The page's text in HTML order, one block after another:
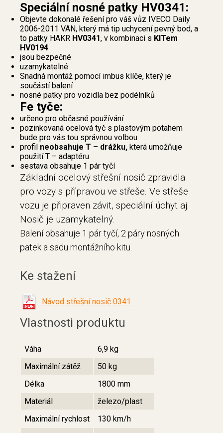
Speciální nosné patky HV0341:
Objevte dokonalé řešení pro váš vůz IVECO Daily
2006-2011 VAN, který má tip uchycení pevný bod, a
to patky HAKR HV0341, v kombinaci s KITem
HV0194
jsou bezpečné
uzamykatelné
Snadná montáž pomocí imbus klíče, který je
součástí balení
nosné patky pro vozidla bez podélníků
Fe tyče:
určeno pro občasné používání
pozinkovaná ocelová tyč s plastovým potahem
bude pro vás tou správnou volbou
profil neobsahuje T – drážku, která umožňuje
použití T – adaptéru
sestava obsahuje 1 pár tyčí
Základní ocelový střešní nosič zpravidla
pro vozy s přípravou ve střeše. Ve střeše
vozu je připraven závit, speciální úchyt aj.
Nosič je uzamykatelný.
Balení obsahuje 1 pár tyčí, 2 páry nosných
patek a sadu montážního kitu.
Ke stažení
Návod střešní nosič 0341
Vlastnosti produktu
Váha
6,9 kg
Maximální zátěž
50 kg
Délka
1800 mm
Materiál
železo/plast
Maximální rychlost
130 km/h